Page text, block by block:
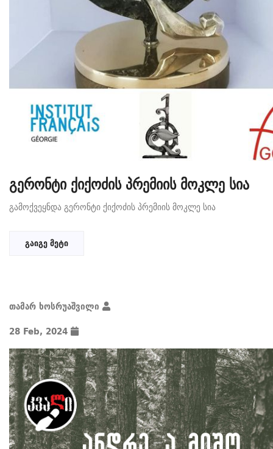
გერონტი ქიქოძის პრემიის მოკლე სია
გამოქვეყნდა გერონტი ქიქოძის პრემიის მოკლე სია
გაიგე მეტი
თამარ ხოსრუაშვილი
28 Feb, 2024